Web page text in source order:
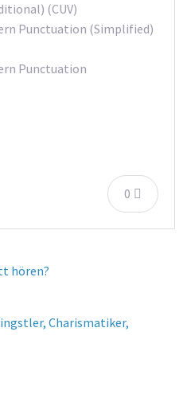
(CUV)
Punctuation (Simplified)
Punctuation
0
hören?
Charismatiker,